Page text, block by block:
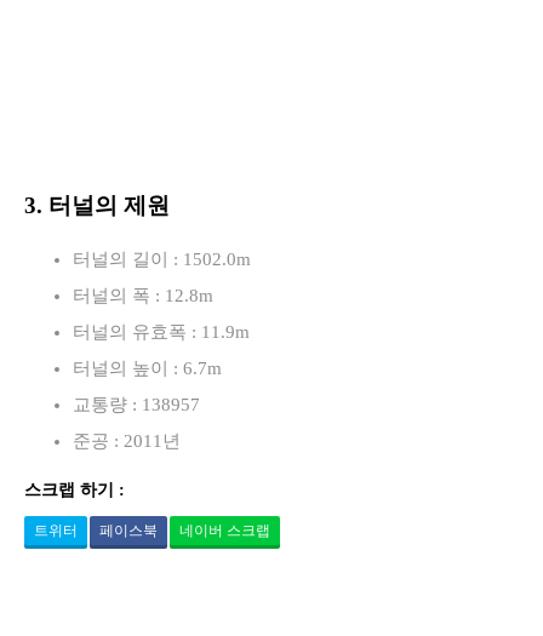
3. 터널의 제원
터널의 길이 : 1502.0m
터널의 폭 : 12.8m
터널의 유효폭 : 11.9m
터널의 높이 : 6.7m
교통량 : 138957
준공 : 2011년
스크랩 하기 :
트위터 페이스북 네이버 스크랩